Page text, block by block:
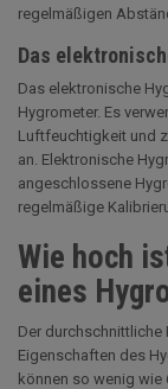
regelmäßigen
Das
Das elektronische
Hygrometer. Es
Luftfeuchtigkeit und
an. Elektronische
angeschlossene
regelmäßige
Wie hoch
eines
Der durchschnittliche
Eigenschaften des
können so wenig